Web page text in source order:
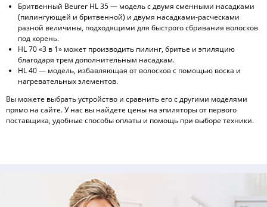
Бритвенный Beurer HL 35 — модель с двумя сменными насадками
(пилингующей и бритвенной) и двумя насадками-расческами
разной величины, подходящими для быстрого сбривания волосков
под корень.
HL 70 «3 в 1» может производить пилинг, бритье и эпиляцию
благодаря трем дополнительным насадкам.
HL 40 — модель, избавляющая от волосков с помощью воска и
нагревательных элементов.
Вы можете выбрать устройство и сравнить его с другими моделями
прямо на сайте. У нас вы найдете цены на эпиляторы от первого
поставщика, удобные способы оплаты и помощь при выборе техники.